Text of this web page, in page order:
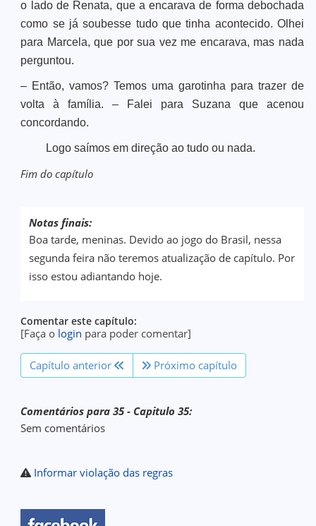
o lado de Renata, que a encarava de forma debochada
como se já soubesse tudo que tinha acontecido. Olhei
para Marcela, que por sua vez me encarava, mas nada
perguntou.
– Então, vamos? Temos uma garotinha para trazer de
volta à família. – Falei para Suzana que acenou
concordando.
Logo saímos em direção ao tudo ou nada.
Fim do capítulo
Notas finais:
Boa tarde, meninas. Devido ao jogo do Brasil, nessa
segunda feira não teremos atualização de capítulo. Por
isso estou adiantando hoje.
Comentar este capítulo:
[Faça o login para poder comentar]
Capítulo anterior Próximo capítulo
Comentários para 35 - Capitulo 35:
Sem comentários
Informar violação das regras